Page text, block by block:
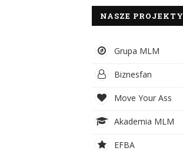
NASZE PROJEKTY
Grupa MLM
Biznesfan
Move Your Ass
Akademia MLM
EFBA